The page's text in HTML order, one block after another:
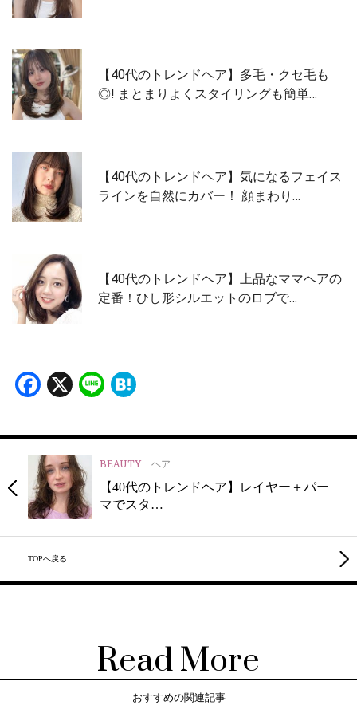
【40代のトレンドヘア】多毛・クセ毛も
◎! まとまりよくスタイリングも簡単…
【40代のトレンドヘア】気になるフェイス
ラインを自然にカバー！ 顔まわり…
【40代のトレンドヘア】上品なママヘアの
定番！ひし形シルエットのロブで…
Facebook
X Line
BEAUTY ヘア
【40代のトレンドヘア】レイヤー＋パー
マでスタ…
TOPへ戻る
Read More
おすすめの関連記事